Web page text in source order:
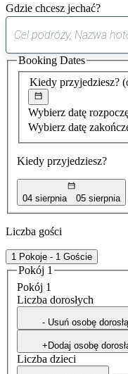
Gdzie chcesz jechać?
Kiedy przyjedziesz?
Wybierz datę
Wybierz datę
Kiedy przyjedziesz?
04 sierpnia 05 sierpnia
Booking Dates
Liczba gości
1 Pokoje - 1 Goście
Pokój 1
Pokój 1
Liczba dorosłych
- Usuń osobę dorosłą
+Dodaj osobę
Liczba dzieci